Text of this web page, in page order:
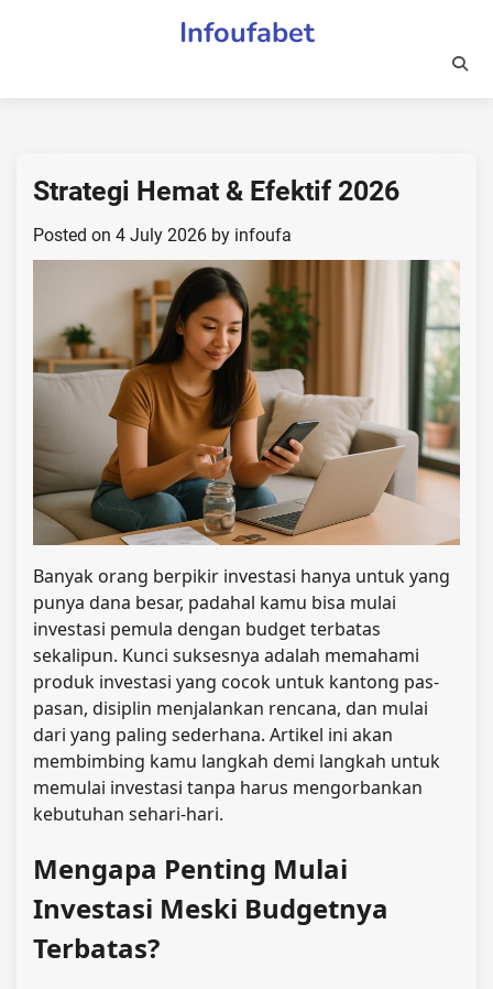
Infoufabet
Strategi Hemat & Efektif 2026
Posted on 4 July 2026 by infoufa
Banyak orang berpikir investasi hanya untuk yang
punya dana besar, padahal kamu bisa mulai
investasi pemula dengan budget terbatas
sekalipun. Kunci suksesnya adalah memahami
produk investasi yang cocok untuk kantong pas-
pasan, disiplin menjalankan rencana, dan mulai
dari yang paling sederhana. Artikel ini akan
membimbing kamu langkah demi langkah untuk
memulai investasi tanpa harus mengorbankan
kebutuhan sehari-hari.
Mengapa Penting Mulai
Investasi Meski Budgetnya
Terbatas?